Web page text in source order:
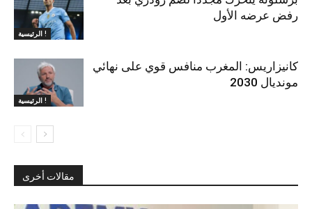
الرئيسية !
رفض عرضه الأول
الرئيسية !
كانيزاريس: المغرب منافس قوي على نهائي
مونديال 2030
مقالات أخرى